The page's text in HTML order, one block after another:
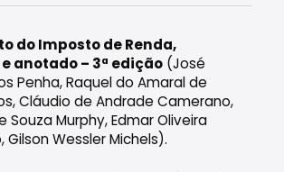
do Imposto de Renda,
anotado – 3ª edição (José
Penha, Raquel do Amaral de
Cláudio de Andrade Camerano,
Souza Murphy, Edmar Oliveira
Gilson Wessler Michels).